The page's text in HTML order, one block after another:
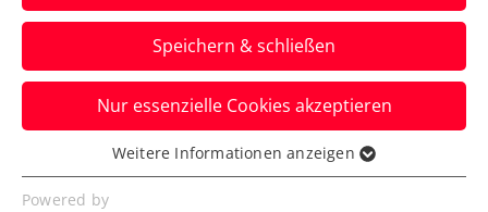
Der Vorarlberger Tennisverband bietet mit dem
Leistungszentrum VTV eine hochwertige Betreuung
von NachwuchsathletInnen in der Altersgruppe
Speichern & schließen
Nur essenzielle Cookies akzeptieren
Essenziell
Essenzielle Cookies werden für grundlegende
Weitere Informationen anzeigen
Powered by